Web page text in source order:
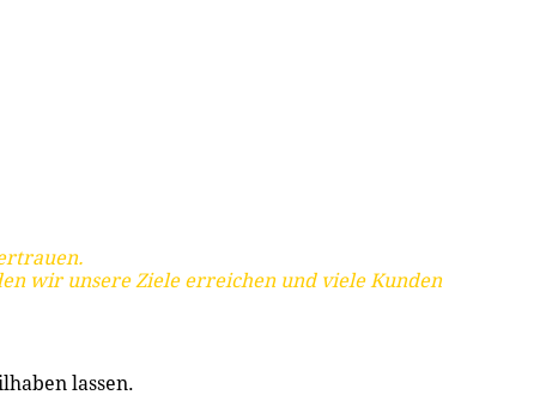
wir unsere Ziele erreichen und viele Kunden
lassen.